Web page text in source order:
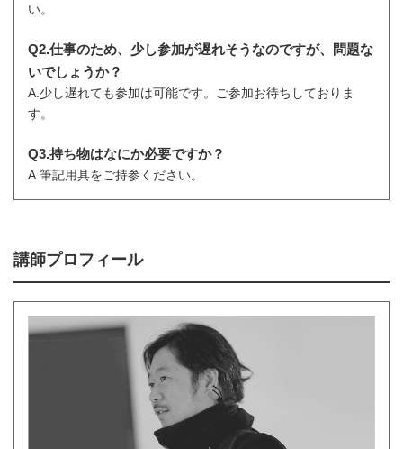
い。
Q2.仕事のため、少し参加が遅れそうなのですが、問題な
いでしょうか？
A.少し遅れても参加は可能です。ご参加お待ちしておりま
す。
Q3.持ち物はなにか必要ですか？
A.筆記用具をご持参ください。
講師プロフィール